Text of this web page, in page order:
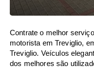
Contrate o melhor
motorista em Treviglio,
Treviglio. Veículos
dos melhores são